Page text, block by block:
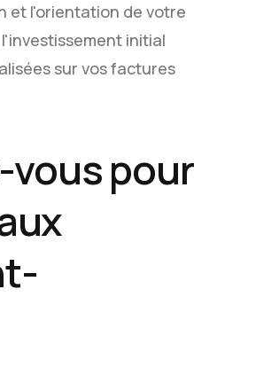
et l'orientation de votre
initial
sur vos factures
pour